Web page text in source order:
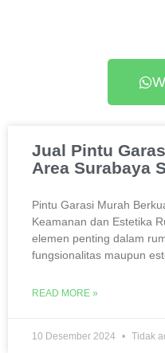
Jual Pintu
Area Surabaya
Pintu Garasi Murah
Keamanan dan Estetika
elemen penting dalam
fungsionalitas maupun
READ MORE »
10 Desember 2024 Tidak